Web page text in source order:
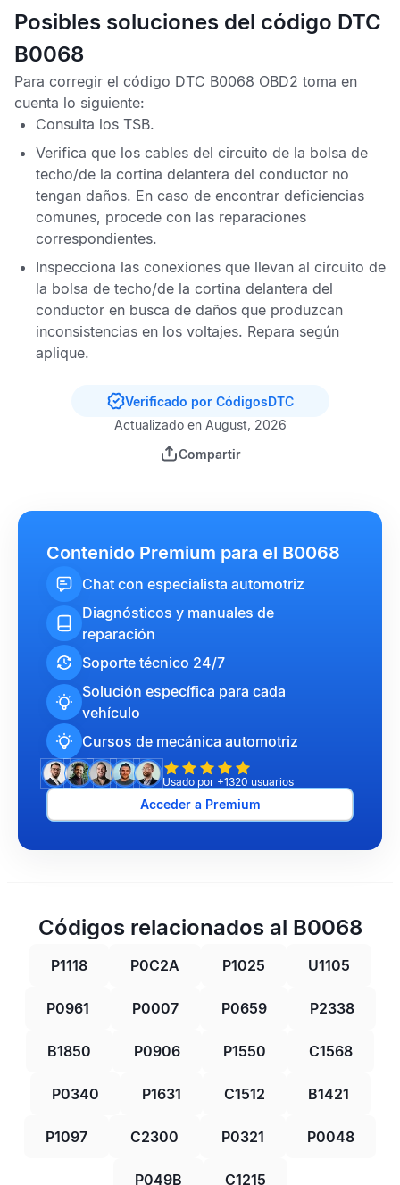
Posibles soluciones del código DTC
B0068
Para corregir el código DTC B0068 OBD2 toma en
cuenta lo siguiente:
Consulta los TSB.
Verifica que los cables del circuito de la bolsa de
techo/de la cortina delantera del conductor no
tengan daños. En caso de encontrar deficiencias
comunes, procede con las reparaciones
correspondientes.
Inspecciona las conexiones que llevan al circuito de
la bolsa de techo/de la cortina delantera del
conductor en busca de daños que produzcan
inconsistencias en los voltajes. Repara según
aplique.
Verificado por CódigosDTC
Actualizado en August, 2026
Compartir
Contenido Premium para el B0068
Chat con especialista automotriz
Diagnósticos y manuales de
reparación
Soporte técnico 24/7
Solución específica para cada
vehículo
Cursos de mecánica automotriz
Usado por +1320 usuarios
Acceder a Premium
Códigos relacionados al B0068
P1118 P0C2A P1025 U1105
P0961 P0007 P0659 P2338
B1850 P0906 P1550 C1568
P0340 P1631 C1512 B1421
P1097 C2300 P0321 P0048
P049B C1215